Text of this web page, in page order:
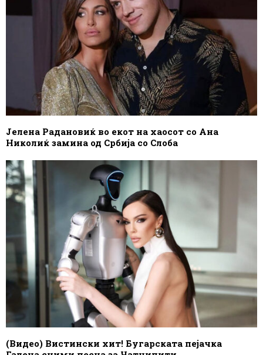
Јелена Радановиќ во екот на хаосот со Ана
Николиќ замина од Србија со Слоба
(Видео) Вистински хит! Бугарската пејачка